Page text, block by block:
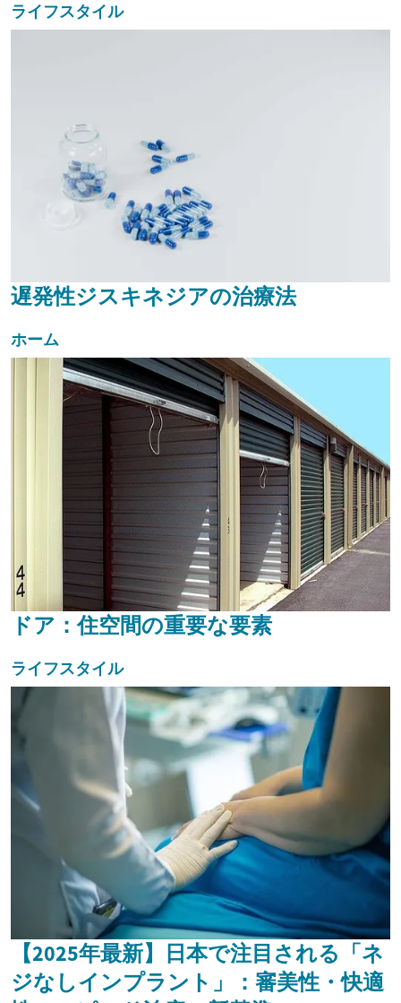
ライフスタイル
遅発性ジスキネジアの治療法
ホーム
ドア：住空間の重要な要素
ライフスタイル
【2025年最新】日本で注目される「ネ
ジなしインプラント」：審美性・快適